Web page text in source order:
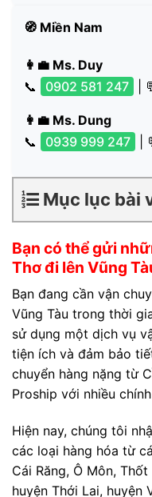
🧭 Miền Nam
👩‍💼 Ms. Duy
📞
0902 581 247 |
👩‍💼 Ms. Dung
📞
0939 999 247 |
Mục lục bài
Bạn có thể gửi
Thơ đi lên Vũng
Bạn đang cần vận
Vũng Tàu trong thời
sử dụng một dịch vụ
tiện ích và đảm bảo
chuyển hàng nặng từ
Proship với nhiều
Hiện nay, chúng tôi
các loại hàng hóa từ
Cái Răng, Ô Môn,
huyện Thới Lai, huyện